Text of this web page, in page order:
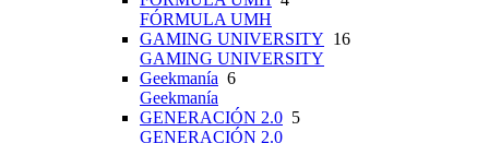
FÓRMULA UMH
GAMING UNIVERSITY 16
GAMING UNIVERSITY
Geekmanía 6
Geekmanía
GENERACIÓN 2.0 5
GENERACIÓN 2.0